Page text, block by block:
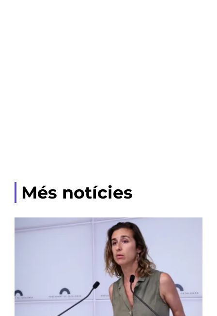
Més notícies